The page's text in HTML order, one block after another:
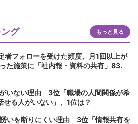
グ もっと見る
者フォローを受けた頻度、月1回以上が
施策に「社内報・資料の共有」83.
いない理由 3位「職場の人間関係が希
る人がいない」、1位は？
誘いを断りにくい理由 3位「情報共有を